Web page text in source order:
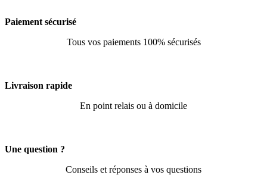
Paiement sécurisé
Tous vos paiements 100% sécurisés
Livraison rapide
En point relais ou à domicile
Une question ?
Conseils et réponses à vos questions